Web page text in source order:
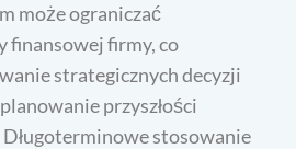
może ograniczać
finansowej firmy, co
strategicznych decyzji
przyszłości
stosowanie